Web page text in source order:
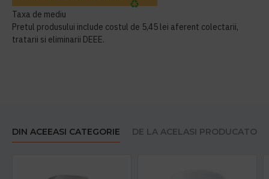
Taxa de mediu
Pretul produsului include costul de 5,45 lei aferent colectarii,
tratarii si eliminarii DEEE.
DIN ACEEASI CATEGORIE DE LA ACELASI PRODUCATOR